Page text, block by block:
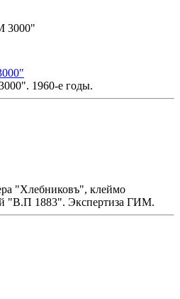
1960-е годы.
"Хлебниковъ", клеймо
"В.П 1883". Экспертиза ГИМ.